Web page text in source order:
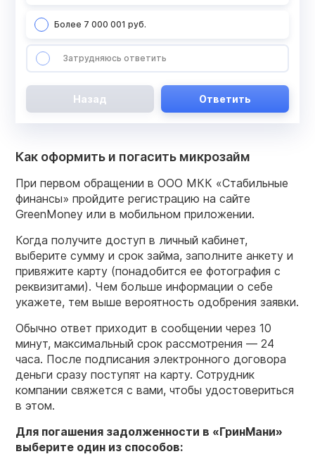
Более 7 000 001 руб.
Затрудняюсь ответить
Назад Ответить
Как оформить и погасить микрозайм
При первом обращении в ООО МКК «Стабильные
финансы» пройдите регистрацию на сайте
GreenMoney или в мобильном приложении.
Когда получите доступ в личный кабинет,
выберите сумму и срок займа, заполните анкету и
привяжите карту (понадобится ее фотография с
реквизитами). Чем больше информации о себе
укажете, тем выше вероятность одобрения заявки.
Обычно ответ приходит в сообщении через 10
минут, максимальный срок рассмотрения — 24
часа. После подписания электронного договора
деньги сразу поступят на карту. Сотрудник
компании свяжется с вами, чтобы удостовериться
в этом.
Для погашения задолженности в «ГринМани»
выберите один из способов: